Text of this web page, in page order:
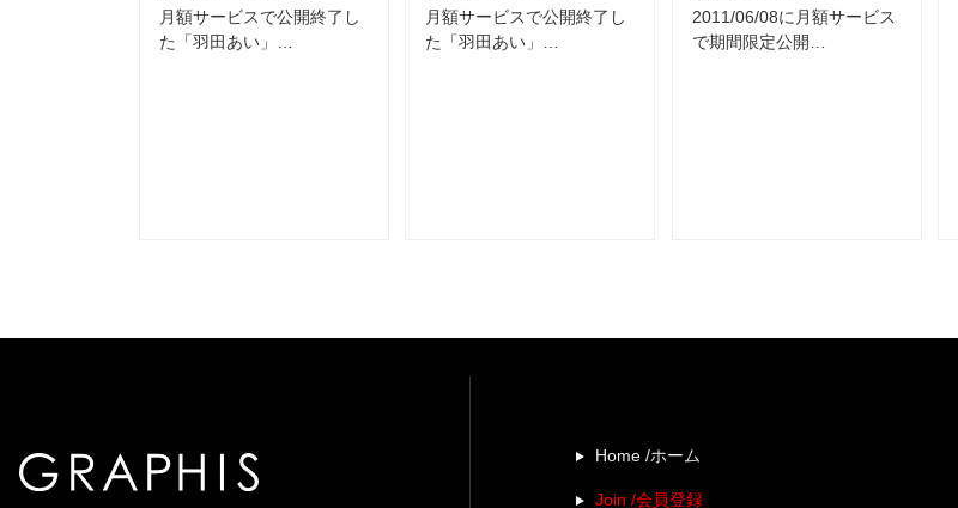
月額サービスで公開終了し
た「羽田あい」…
月額サービスで公開終了し
た「羽田あい」…
2011/06/08に月額サービス
で期間限定公開…
Home /ホーム
Join /会員登録